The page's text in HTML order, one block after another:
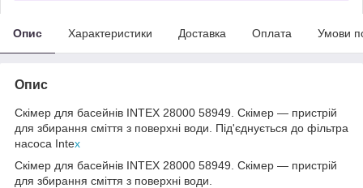
Опис Характеристики Доставка Оплата Умови
Опис
Скімер для басейнів INTEX 28000 58949. Скімер — пристрій
для збирання сміття з поверхні води. Під'єднується до фільтра
насоса Intex
Скімер для басейнів INTEX 28000 58949. Скімер — пристрій
для збирання сміття з поверхні води.